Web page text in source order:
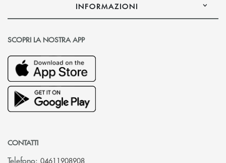
INFORMAZIONI
SCOPRI LA NOSTRA APP
CONTATTI
Telefono: 04611908908